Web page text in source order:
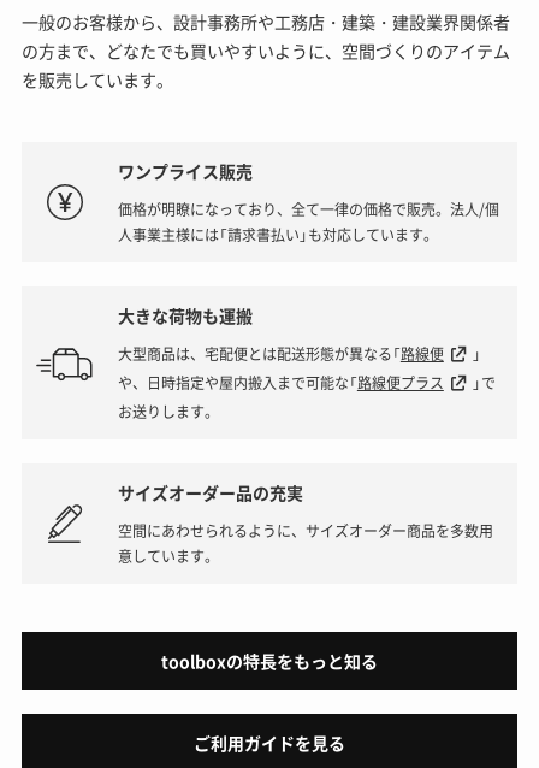
一般のお客様から、設計事務所や工務店・建築・建設業界関係者
の方まで、どなたでも買いやすいように、空間づくりのアイテム
を販売しています。
ワンプライス販売
価格が明瞭になっており、全て一律の価格で販売。法人/個
人事業主様には「請求書払い」も対応しています。
大きな荷物も運搬
大型商品は、宅配便とは配送形態が異なる「路線便
」
や、日時指定や屋内搬入まで可能な「路線便プラス
」で
お送りします。
サイズオーダー品の充実
空間にあわせられるように、サイズオーダー商品を多数用
意しています。
toolboxの特長をもっと知る
ご利用ガイドを見る